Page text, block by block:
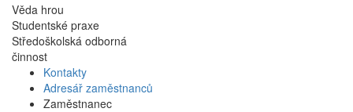
Věda hrou
Studentské praxe
Středoškolská odborná
činnost
Kontakty
Adresář zaměstnanců
Zaměstnanec